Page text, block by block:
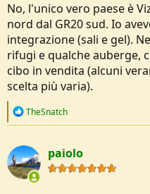
No, l'unico vero paese è
nord dal GR20 sud. Io
integrazione (sali e gel).
rifugi e qualche auberge,
cibo in vendita (alcuni
scelta più varia).
R
c
t
i
o
TheSnatch
paiolo